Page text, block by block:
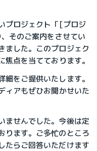
プロジェクト「[プロジ
そのご案内をさせてい
ました。このプロジェク
点を当てております。
をご提供いたします。
ィアもぜひお聞かせいた
ませんでした。今後は定
ります。ご多忙のところ
たらご回答いただけます